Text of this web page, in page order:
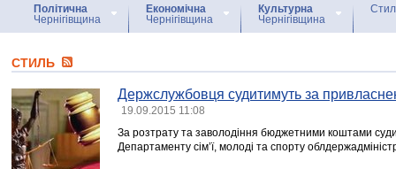
Політична
Чернігівщина
Економічна
Чернігівщина
Культурна
Чернігівщина
СТИЛЬ
Держслужбовця судитимуть за
19.09.2015 11:08
За розтрату та заволодіння бюджетними коштами
Департаменту сім’ї, молоді та спорту